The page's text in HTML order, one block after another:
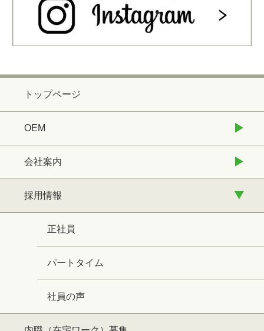
トップページ
OEM
会社案内
採用情報
正社員
パートタイム
社員の声